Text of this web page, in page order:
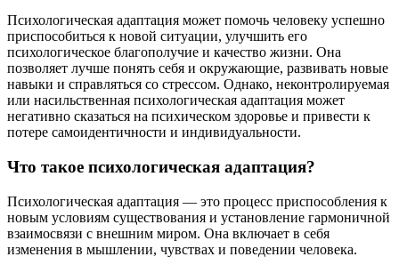
Психологическая адаптация может помочь человеку успешно
приспособиться к новой ситуации, улучшить его
психологическое благополучие и качество жизни. Она
позволяет лучше понять себя и окружающие, развивать новые
навыки и справляться со стрессом. Однако, неконтролируемая
или насильственная психологическая адаптация может
негативно сказаться на психическом здоровье и привести к
потере самоидентичности и индивидуальности.
Что такое психологическая адаптация?
Психологическая адаптация — это процесс приспособления к
новым условиям существования и установление гармоничной
взаимосвязи с внешним миром. Она включает в себя
изменения в мышлении, чувствах и поведении человека.